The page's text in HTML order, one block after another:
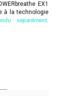
EX1
à la technologie
séparément.